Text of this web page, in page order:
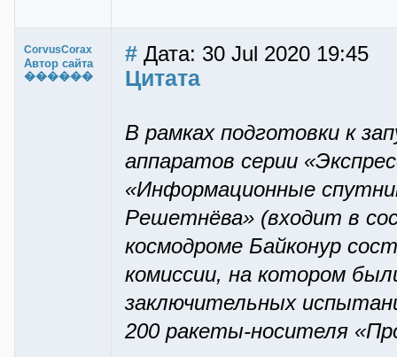
CorvusCorax
Автор сайта
������
# Дата: 30 Jul 2020 19:45
Цитата
В рамках подготовки к
аппаратов серии
«Информационные
Решетнёва» (входит в
космодроме Байконур
комиссии, на котором
заключительных
200 ракеты-носителя